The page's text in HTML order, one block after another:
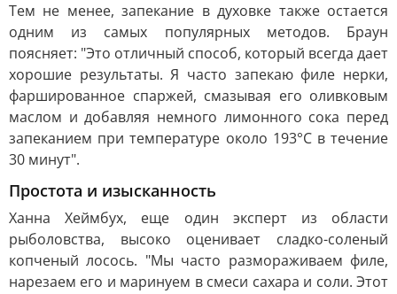
Тем не менее, запекание в духовке также остается
одним из самых популярных методов. Браун
поясняет: "Это отличный способ, который всегда дает
хорошие результаты. Я часто запекаю филе нерки,
фаршированное спаржей, смазывая его оливковым
маслом и добавляя немного лимонного сока перед
запеканием при температуре около 193°C в течение
30 минут".
Простота и изысканность
Ханна Хеймбух, еще один эксперт из области
рыболовства, высоко оценивает сладко-соленый
копченый лосось. "Мы часто размораживаем филе,
нарезаем его и маринуем в смеси сахара и соли. Этот